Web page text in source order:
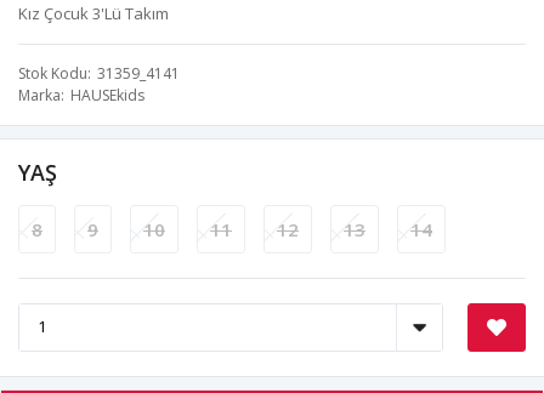
Kız Çocuk 3'Lü Takım
Stok Kodu 31359_4141
Marka HAUSEkids
YAŞ
8 9 10 11 12 13 14